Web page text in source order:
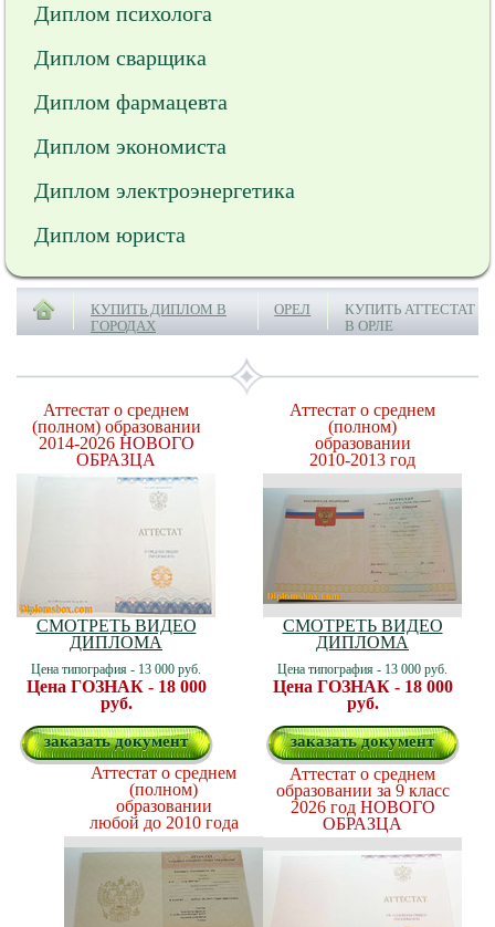
Диплом психолога
Диплом сварщика
Диплом фармацевта
Диплом экономиста
Диплом электроэнергетика
Диплом юриста
КУПИТЬ ДИПЛОМ В
ГОРОДАХ
ОРЕЛ
КУПИТЬ АТТЕСТАТ
В ОРЛЕ
Аттестат о среднем
(полном) образовании
2014-2026 НОВОГО
ОБРАЗЦА
СМОТРЕТЬ ВИДЕО
ДИПЛОМА
Цена типография - 13 000 руб.
Цена ГОЗНАК - 18 000
руб.
заказать документ
Аттестат о среднем
(полном)
образовании
2010-2013 год
СМОТРЕТЬ ВИДЕО
ДИПЛОМА
Цена типография - 13 000 руб.
Цена ГОЗНАК - 18 000
руб.
заказать документ
Аттестат о среднем
(полном)
образовании
любой до 2010 года
Аттестат о среднем
образовании за 9 класс
2026 год НОВОГО
ОБРАЗЦА